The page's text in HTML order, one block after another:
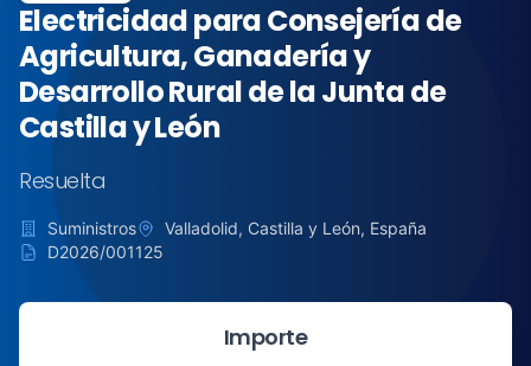
Electricidad para Consejería de
Agricultura, Ganadería y
Desarrollo Rural de la Junta de
Castilla y León
Resuelta
Suministros
Valladolid, Castilla y León, España
D2026/001125
Importe